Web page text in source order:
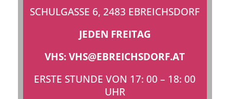
SCHULGASSE 6, 2483 EBREICHSDORF
JEDEN FREITAG
VHS: VHS@EBREICHSDORF.AT
ERSTE STUNDE VON 17: 00 – 18: 00
UHR